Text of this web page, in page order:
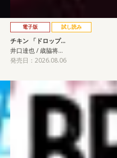
電子版 試し読み
チキン 「ドロップ…
井口達也 / 歳脇将…
発売日：2026.08.06